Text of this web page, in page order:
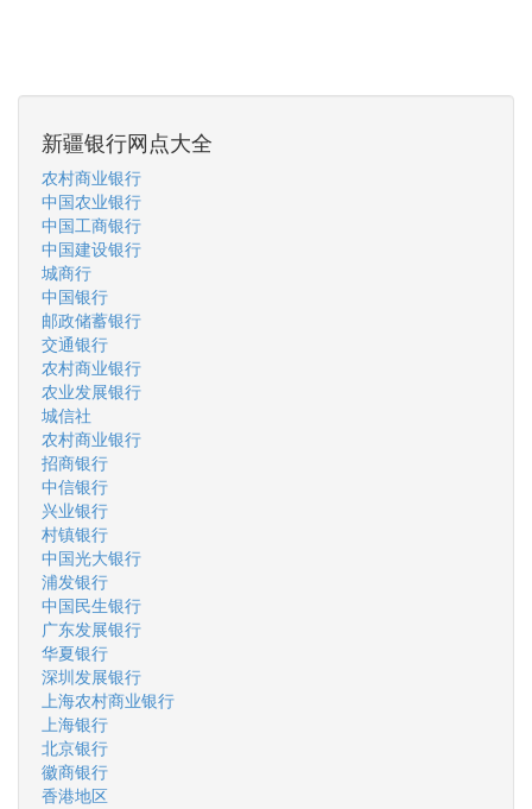
新疆银行网点大全
农村商业银行
中国农业银行
中国工商银行
中国建设银行
城商行
中国银行
邮政储蓄银行
交通银行
农村商业银行
农业发展银行
城信社
农村商业银行
招商银行
中信银行
兴业银行
村镇银行
中国光大银行
浦发银行
中国民生银行
广东发展银行
华夏银行
深圳发展银行
上海农村商业银行
上海银行
北京银行
徽商银行
香港地区